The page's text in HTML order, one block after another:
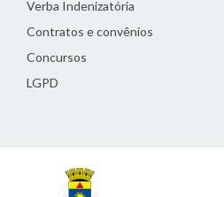
Verba Indenizatória
Contratos e convênios
Concursos
LGPD